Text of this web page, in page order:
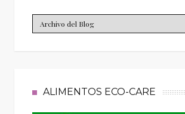
ALIMENTOS ECO-CARE